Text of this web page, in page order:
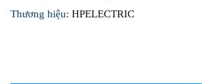
Thương hiệu: HPELECTRIC